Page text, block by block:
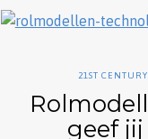
21ST
geef